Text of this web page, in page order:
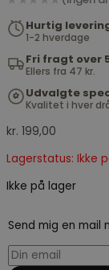
Hurtig
1-2 hverdage
Fri fragt over
Ellers fra 47 kr.
Udvalgte
Kvalitet i hver
kr. 199,00
Lagerstatus: Ikke
Ikke på lager
Send mig en mail